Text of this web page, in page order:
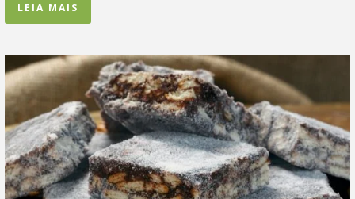
LEIA MAIS